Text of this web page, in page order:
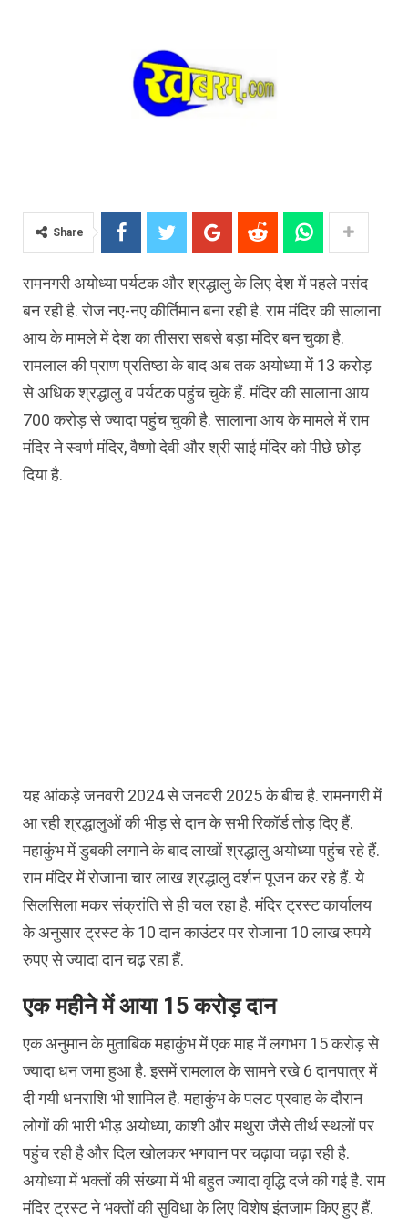
Share
रामनगरी अयोध्या पर्यटक और श्रद्धालु के लिए देश में पहले पसंद
बन रही है. रोज नए-नए कीर्तिमान बना रही है. राम मंदिर की सालाना
आय के मामले में देश का तीसरा सबसे बड़ा मंदिर बन चुका है.
रामलाल की प्राण प्रतिष्ठा के बाद अब तक अयोध्या में 13 करोड़
से अधिक श्रद्धालु व पर्यटक पहुंच चुके हैं. मंदिर की सालाना आय
700 करोड़ से ज्यादा पहुंच चुकी है. सालाना आय के मामले में राम
मंदिर ने स्वर्ण मंदिर, वैष्णो देवी और श्री साई मंदिर को पीछे छोड़
दिया है.
यह आंकड़े जनवरी 2024 से जनवरी 2025 के बीच है. रामनगरी में
आ रही श्रद्धालुओं की भीड़ से दान के सभी रिकॉर्ड तोड़ दिए हैं.
महाकुंभ में डुबकी लगाने के बाद लाखों श्रद्धालु अयोध्या पहुंच रहे हैं.
राम मंदिर में रोजाना चार लाख श्रद्धालु दर्शन पूजन कर रहे हैं. ये
सिलसिला मकर संक्रांति से ही चल रहा है. मंदिर ट्रस्ट कार्यालय
के अनुसार ट्रस्ट के 10 दान काउंटर पर रोजाना 10 लाख रुपये
रुपए से ज्यादा दान चढ़ रहा हैं.
एक महीने में आया 15 करोड़ दान
एक अनुमान के मुताबिक महाकुंभ में एक माह में लगभग 15 करोड़ से
ज्यादा धन जमा हुआ है. इसमें रामलाल के सामने रखे 6 दानपात्र में
दी गयी धनराशि भी शामिल है. महाकुंभ के पलट प्रवाह के दौरान
लोगों की भारी भीड़ अयोध्या, काशी और मथुरा जैसे तीर्थ स्थलों पर
पहुंच रही है और दिल खोलकर भगवान पर चढ़ावा चढ़ा रही है.
अयोध्या में भक्तों की संख्या में भी बहुत ज्यादा वृद्धि दर्ज की गई है. राम
मंदिर ट्रस्ट ने भक्तों की सुविधा के लिए विशेष इंतजाम किए हुए हैं.